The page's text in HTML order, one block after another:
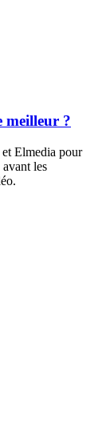
meilleur ?
Elmedia pour
les